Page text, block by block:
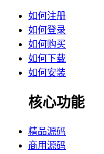
如何注册
如何登录
如何购买
如何下载
如何安装
核心功能
精品源码
商用源码